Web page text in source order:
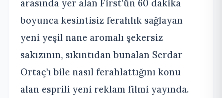
arasında yer alan First’ün 60 dakika
boyunca kesintisiz ferahlık sağlayan
yeni yeşil nane aromalı şekersiz
sakızının, sıkıntıdan bunalan Serdar
Ortaç’ı bile nasıl ferahlattığını konu
alan esprili yeni reklam filmi yayında.